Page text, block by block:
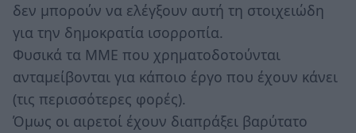
δεν μπορούν να ελέγξουν αυτή τη στοιχειώδη
για την δημοκρατία ισορροπία.
Φυσικά τα ΜΜΕ που χρηματοδοτούνται
ανταμείβονται για κάποιο έργο που έχουν κάνει
(τις περισσότερες φορές).
Όμως οι αιρετοί έχουν διαπράξει βαρύτατο